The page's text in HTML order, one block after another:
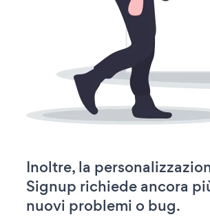
Inoltre, la
Signup richiede ancora
nuovi problemi o bug.